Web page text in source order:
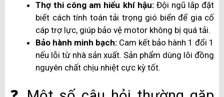
Thợ thi công am hiểu khí hậu:Đội ngũ lắp đặt
biết cách tính toán tải trọng gió biển để gia cố
cáp trợ lực, giúp bảo vệ motor không bị quá tải.
Bảo hành minh bạch: Cam kết bảo hành 1 đổi 1
nếu lỗi từ nhà sản xuất. Sản phẩm dùng lõi đồng
nguyên chất chịu nhiệt cực kỳ tốt.